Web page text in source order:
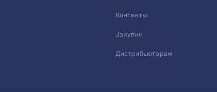
Контакты
Закупки
Дистрибьюторам